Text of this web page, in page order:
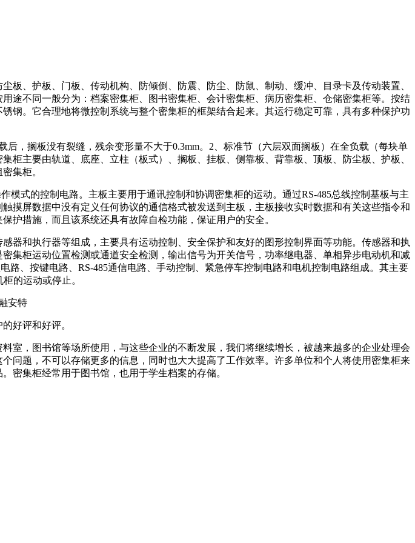
、护板、门板、传动机构、防倾倒、防震、防尘、防鼠、制动、缓冲、目录卡及传动装置、
途不同一般分为：档案密集柜、图书密集柜、会计密集柜、病历密集柜、仓储密集柜等。按结
钢。它合理地将微控制系统与整个密集柜的框架结合起来。其运行稳定可靠，具有多种保护功
，搁板没有裂缝，残余变形量不大于0.3mm。2、标准节（六层双面搁板）在全负载（每块单
主要由轨道、底座、立柱（板式）、搁板、挂板、侧靠板、背靠板、顶板、防尘板、护板、
集柜。
模式的控制电路。主板主要用于通讯控制和协调密集柜的运动。通过RS-485总线控制基板与主
摸屏数据中没有定义任何协议的通信格式被发送到主板，主板接收实时数据和有关这些指令和
护措施，而且该系统还具有故障自检功能，保证用户的安全。
器和执行器等组成，主要具有运动控制、安全保护和友好的图形控制界面等功能。传感器和执
集柜运动位置检测或通道安全检测，输出信号为开关信号，功率继电器、单相异步电动机和减
、按键电路、RS-485通信电路、手动控制、紧急停车控制电路和电机控制电路组成。其主要
的运动或停止。
好评和好评。
室，图书馆等场所使用，与这些企业的不断发展，我们将继续增长，被越来越多的企业处理会
问题，不可以存储更多的信息，同时也大大提高了工作效率。许多单位和个人将使用密集柜来
密集柜经常用于图书馆，也用于学生档案的存储。